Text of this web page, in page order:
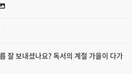
잘 보내셨나요? 독서의 계절 가을이 다가